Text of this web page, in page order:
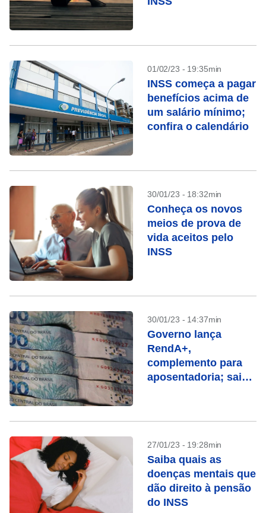
01/02/23 - 19:35min
INSS começa a pagar
benefícios acima de
um salário mínimo;
confira o calendário
30/01/23 - 18:32min
Conheça os novos
meios de prova de
vida aceitos pelo
INSS
30/01/23 - 14:37min
Governo lança
RendA+,
complemento para
aposentadoria; saiba
27/01/23 - 19:28min
Saiba quais as
doenças mentais que
dão direito à pensão
do INSS